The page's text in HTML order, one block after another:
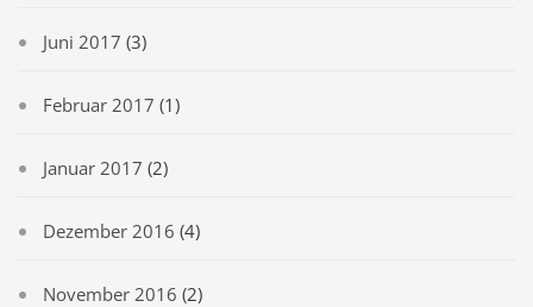
Juni 2017 (3)
Februar 2017 (1)
Januar 2017 (2)
Dezember 2016 (4)
November 2016 (2)